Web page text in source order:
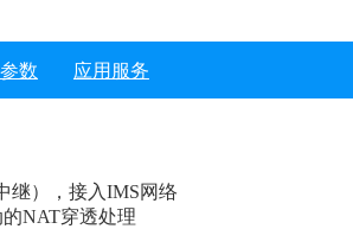
数 应用服务
继），接入IMS网络
NAT穿透处理